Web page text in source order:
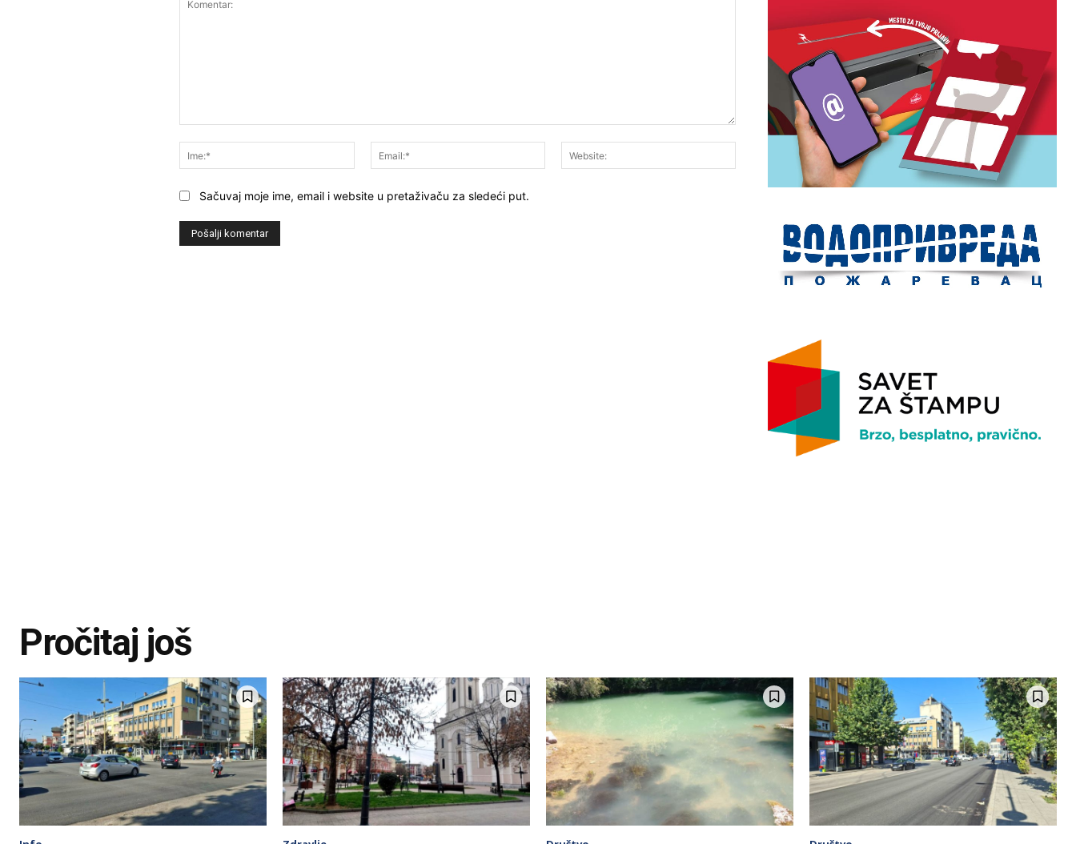
Ime:*
Email:*
Sačuvaj moje ime, email i website u pretaživaču za sledeći put.
Pročitaj još